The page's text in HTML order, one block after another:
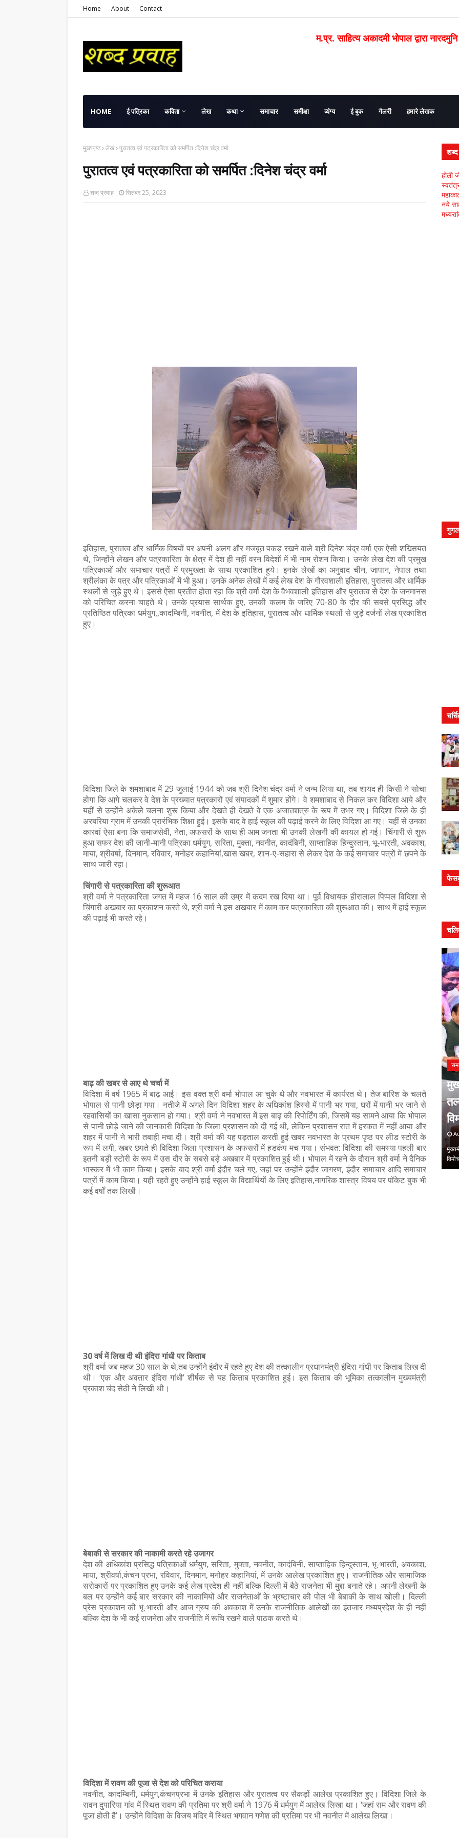
Home About Contact
म.प्र. साहित्य अकादमी भोपाल द्वारा
HOME ई पत्रिका कविता लेख कथा समाचार समीक्षा व्यंग्य ई बुक गैलरी हमारे लेखक
मुख्यपृष्ठ लेख पुरातत्व एवं पत्रकारिता को समर्पित :दिनेश चंद्र वर्मा
पुरातत्व एवं पत्रकारिता को समर्पित :दिनेश चंद्र वर्मा
शब्द प्रवाह सितंबर 25, 2023
इतिहास, पुरातत्व और धार्मिक विषयों पर अपनी अलग और मजबूत पकड़ रखने वाले श्री दिनेश चंद्र वर्मा एक ऐसी शख्सियत
थे, जिन्होंने लेखन और पत्रकारिता के क्षेत्र में देश ही नहीं वरन विदेशों में भी नाम रोशन किया। उनके लेख देश की प्रमुख
पत्रिकाओं और समाचार पत्रों में प्रमुखता के साथ प्रकाशित हुये। इनके लेखों का अनुवाद चीन, जापान, नेपाल तथा
श्रीलंका के पत्र और पत्रिकाओं में भी हुआ। उनके अनेक लेखों में कई लेख देश के गौरवशाली इतिहास, पुरातत्व और धार्मिक
स्थलों से जुड़े हुए थे। इससे ऐसा प्रतीत होता रहा कि श्री वर्मा देश के वैभवशाली इतिहास और पुरातत्व से देश के जनमानस
को परिचित करना चाहते थे। उनके प्रयास सार्थक हुए, उनकी कलम के जरिए 70-80 के दौर की सबसे प्रसिद्ध और
प्रतिष्ठित पत्रिका धर्मयुग,,कादम्बिनी, नवनीत, में देश के इतिहास, पुरातत्व और धार्मिक स्थलों से जुड़े दर्जनों लेख प्रकाशित
हुए।
विदिशा जिले के शमशाबाद में 29 जुलाई 1944 को जब श्री दिनेश चंद्र वर्मा ने जन्म लिया था, तब शायद ही किसी ने सोचा
होगा कि आगे चलकर वे देश के प्रख्यात पत्रकारों एवं संपादकों में शुमार होंगे। वे शमशाबाद से निकल कर विदिशा आये और
यहीं से उन्होंने अकेले चलना शुरू किया और देखते ही देखते वे एक अजातशत्रु के रूप में उभर गए। विदिशा जिले के ही
अरबरिया ग्राम में उनकी प्रारंभिक शिक्षा हुई। इसके बाद वे हाई स्कूल की पढ़ाई करने के लिए विदिशा आ गए। यहीं से उनका
कारवां ऐसा बना कि समाजसेवी, नेता, अफसरों के साथ ही आम जनता भी उनकी लेखनी की कायल हो गई। चिंगारी से शुरू
हुआ सफर देश की जानी-मानी पत्रिका धर्मयुग, सरिता, मुक्ता, नवनीत, कादंबिनी, साप्ताहिक हिन्दुस्तान, भू-भारती, अवकाश,
माया, श्रीवर्षा, दिनमान, रविवार, मनोहर कहानियां,खास खबर, शान-ए-सहारा से लेकर देश के कई समाचार पत्रों में छपने के
साथ जारी रहा।
चिंगारी से पत्रकारिता की शुरूआत
श्री वर्मा ने पत्रकारिता जगत में महज 16 साल की उम्र में कदम रख दिया था। पूर्व विधायक हीरालाल पिप्पल विदिशा से
चिंगारी अखबार का प्रकाशन करते थे, श्री वर्मा ने इस अखबार में काम कर पत्रकारिता की शुरूआत की। साथ में हाई स्कूल
की पढ़ाई भी करते रहे।
बाढ़ की खबर से आए थे चर्चा में
विदिशा में वर्ष 1965 में बाढ़ आई। इस वक्त श्री वर्मा भोपाल आ चुके थे और नवभारत में कार्यरत थे। तेज बारिश के चलते
भोपाल से पानी छोड़ा गया। नतीजे में अगले दिन विदिशा शहर के अधिकांश हिस्से में पानी भर गया, घरों में पानी भर जाने से
रहवासियों का खासा नुकसान हो गया। श्री वर्मा ने नवभारत में इस बाढ़ की रिपोर्टिंग की, जिसमें यह सामने आया कि भोपाल
से पानी छोड़े जाने की जानकारी विदिशा के जिला प्रशासन को दी गई थी, लेकिन प्रशासन रात में हरकत में नहीं आया और
शहर में पानी ने भारी तबाही मचा दी। श्री वर्मा की यह पड़ताल करती हुई खबर नवभारत के प्रथम पृष्ठ पर लीड स्टोरी के
रूप में लगी, खबर छपते ही विदिशा जिला प्रशासन के अफसरों में हडकंप मच गया। संभवत: विदिशा की समस्या पहली बार
इतनी बड़ी स्टोरी के रूप में उस दौर के सबसे बड़े अखबार में प्रकाशित हुई थी। भोपाल में रहने के दौरान श्री वर्मा ने दैनिक
भास्कर में भी काम किया। इसके बाद श्री वर्मा इंदौर चले गए, जहां पर उन्होंने इंदौर जागरण, इंदौर समाचार आदि समाचार
पत्रों में काम किया। यही रहते हुए उन्होंने हाई स्कूल के विद्यार्थियों के लिए इतिहास,नागरिक शास्त्र विषय पर पॉकेट बुक भी
कई वर्षों तक लिखी।
30 वर्ष में लिख दी थी इंदिरा गांधी पर किताब
श्री वर्मा जब महज 30 साल के थे,तब उन्होंने इंदौर में रहते हुए देश की तत्कालीन प्रधानमंत्री इंदिरा गांधी पर किताब लिख दी
थी। ‘एक और अवतार इंदिरा गांधी’ शीर्षक से यह किताब प्रकाशित हुई। इस किताब की भूमिका तत्कालीन मुख्यमंत्री
प्रकाश चंद सेठी ने लिखी थी।
बेबाकी से सरकार की नाकामी करते रहे उजागर
देश की अधिकांश प्रसिद्ध पत्रिकाओं धर्मयुग, सरिता, मुक्ता, नवनीत, कादंबिनी, साप्ताहिक हिन्दुस्तान, भू-भारती, अवकाश,
माया, श्रीवर्षा,कंचन प्रभा, रविवार, दिनमान, मनोहर कहानियां, में उनके आलेख प्रकाशित हुए। राजनीतिक और सामाजिक
सरोकारों पर प्रकाशित हुए उनके कई लेख प्रदेश ही नहीं बल्कि दिल्ली में बैठे राजनेता भी मुद्दा बनाते रहे। अपनी लेखनी के
बल पर उन्होंने कई बार सरकार की नाकामियों और राजनेताओं के भ्रष्टाचार की पोल भी बेबाकी के साथ खोली। दिल्ली
प्रेस प्रकाशन की भू-भारती और आज ग्रुप की अवकाश में उनके राजनीतिक आलेखों का इंतजार मध्यप्रदेश के ही नहीं
बल्कि देश के भी कई राजनेता और राजनीति में रूचि रखने वाले पाठक करते थे।
विदिशा में रावण की पूजा से देश को परिचित कराया
नवनीत, कादम्बिनी, धर्मयुग,कंचनप्रभा में उनके इतिहास और पुरातत्व पर सैकड़ों आलेख प्रकाशित हुए। विदिशा जिले के
रावन दुपारिया गांव में स्थित रावण की प्रतिमा पर श्री वर्मा ने 1976 में धर्मयुग में आलेख लिखा था। ‘जहां राम और रावण की
पूजा होती है’। उन्होंने विदिशा के विजय मंदिर में स्थित भगवान गणेश की प्रतिमा पर भी नवनीत में आलेख लिखा।
होली
नये
पंत दादा- हिंदी
और समृद्धि का जीवंत
पंत दादा- हिंदी भाषा की रक्षा और समृद्धि
,
आकाशवाणी उज्जैन से पावस और
सावन पर सजी मालवी कवि गोष्ठी का
प्रसारण 7 अगस्त को
August 06, 2026
आकाशवाणी उज्जैन से पावस और सावन पर सजी मालवी कवि गोष्ठी का
प्रसारण 7 अगस्त कोउज्जैन। आ…
,
संदीप राशिनकर को क्षितिज कला
शिखर सम्मान
August 06, 2026
संदीप राशिनकर को क्षितिज कला शिखर सम्मानइंदौर । लघुकथा विधा की
प्रतिष्ठित संस्था क्षित…